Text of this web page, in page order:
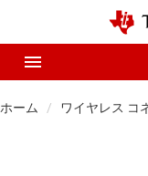
ホーム ワイヤレス コ